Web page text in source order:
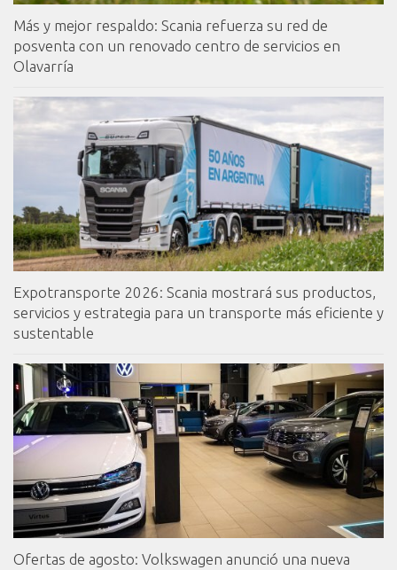
Más y mejor respaldo: Scania refuerza su red de
posventa con un renovado centro de servicios en
Olavarría
Expotransporte 2026: Scania mostrará sus productos,
servicios y estrategia para un transporte más eficiente y
sustentable
Ofertas de agosto: Volkswagen anunció una nueva